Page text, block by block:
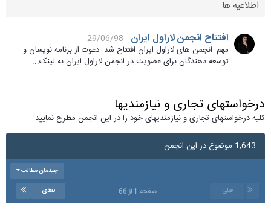
اطلاعیه ها
افتتاح انجمن لاراول ایران
29/06/98
مهم: انجمن های لاراول ایران افتتاح شد. دعوت از برنامه نویسان و
توسعه دهندگان برای عضویت در انجمن لاراول ایران به لینک...
درخواستهای تجاری و نیازمندیها
کلیه درخواستهای تجاری و نیازمندیهای خود را در این انجمن مطرح نمایید
1,643 موضوع در این انجمن
چیدمان مطالب
قبلی بعدی صفحه 1 از 66